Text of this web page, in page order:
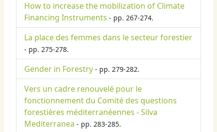
How to increase the mobilization of Climate
Financing Instruments - pp. 267-274.
La place des femmes dans le secteur forestier
- pp. 275-278.
Gender in Forestry - pp. 279-282.
Vers un cadre renouvelé pour le
fonctionnement du Comité des questions
forestières méditerranéennes - Silva
Mediterranea - pp. 283-285.